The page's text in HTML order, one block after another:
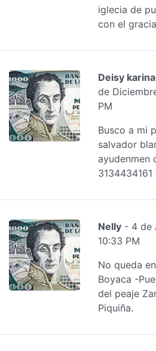
iglecia de
con el
Deisy
de
PM
Busco a mi
salvador
ayudenmen
3134434161
Nelly - 4 de
10:33 PM
No queda
Boyaca -
del peaje
Piquiña.